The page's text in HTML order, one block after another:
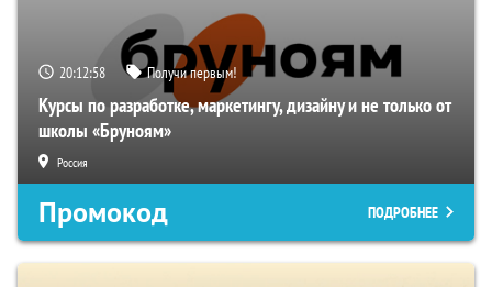
20:12:58 Получи первым!
Курсы по разработке, маркетингу, дизайну и не только от
школы «Бруноям»
Россия
Промокод ПОДРОБНЕЕ